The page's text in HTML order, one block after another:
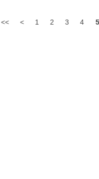
<< < 1 2 3 4 5